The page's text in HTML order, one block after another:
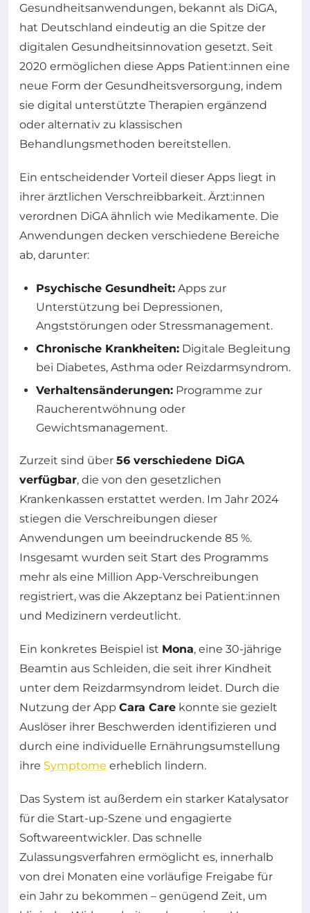
Gesundheitsanwendungen, bekannt als DiGA,
hat Deutschland eindeutig an die Spitze der
digitalen Gesundheitsinnovation gesetzt. Seit
2020 ermöglichen diese Apps Patient:innen eine
neue Form der Gesundheitsversorgung, indem
sie digital unterstützte Therapien ergänzend
oder alternativ zu klassischen
Behandlungsmethoden bereitstellen.
Ein entscheidender Vorteil dieser Apps liegt in
ihrer ärztlichen Verschreibbarkeit. Ärzt:innen
verordnen DiGA ähnlich wie Medikamente. Die
Anwendungen decken verschiedene Bereiche
ab, darunter:
Psychische Gesundheit: Apps zur
Unterstützung bei Depressionen,
Angststörungen oder Stressmanagement.
Chronische Krankheiten: Digitale Begleitung
bei Diabetes, Asthma oder Reizdarmsyndrom.
Verhaltensänderungen: Programme zur
Raucherentwöhnung oder
Gewichtsmanagement.
Zurzeit sind über 56 verschiedene DiGA
verfügbar, die von den gesetzlichen
Krankenkassen erstattet werden. Im Jahr 2024
stiegen die Verschreibungen dieser
Anwendungen um beeindruckende 85 %.
Insgesamt wurden seit Start des Programms
mehr als eine Million App-Verschreibungen
registriert, was die Akzeptanz bei Patient:innen
und Medizinern verdeutlicht.
Ein konkretes Beispiel ist Mona, eine 30-jährige
Beamtin aus Schleiden, die seit ihrer Kindheit
unter dem Reizdarmsyndrom leidet. Durch die
Nutzung der App Cara Care konnte sie gezielt
Auslöser ihrer Beschwerden identifizieren und
durch eine individuelle Ernährungsumstellung
ihre Symptome erheblich lindern.
Das System ist außerdem ein starker Katalysator
für die Start-up-Szene und engagierte
Softwareentwickler. Das schnelle
Zulassungsverfahren ermöglicht es, innerhalb
von drei Monaten eine vorläufige Freigabe für
ein Jahr zu bekommen – genügend Zeit, um